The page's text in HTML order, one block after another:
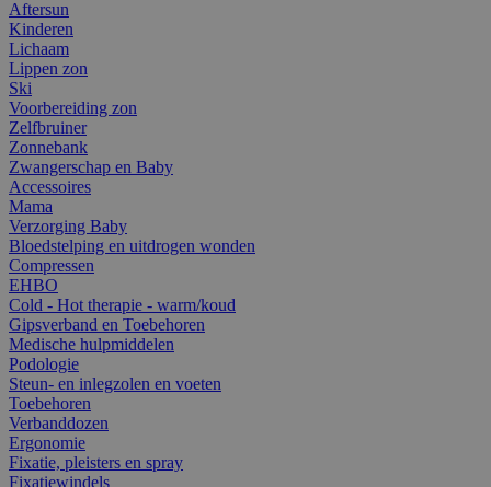
Aftersun
Kinderen
Lichaam
Lippen zon
Ski
Voorbereiding zon
Zelfbruiner
Zonnebank
Zwangerschap en Baby
Accessoires
Mama
Verzorging Baby
Bloedstelping en uitdrogen wonden
Compressen
EHBO
Cold - Hot therapie - warm/koud
Gipsverband en Toebehoren
Medische hulpmiddelen
Podologie
Steun- en inlegzolen en voeten
Toebehoren
Verbanddozen
Ergonomie
Fixatie, pleisters en spray
Fixatiewindels